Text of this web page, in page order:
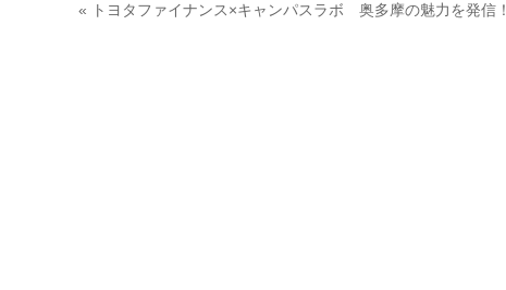
« トヨタファイナンス×キャンパスラボ 奥多摩の魅力を発信！